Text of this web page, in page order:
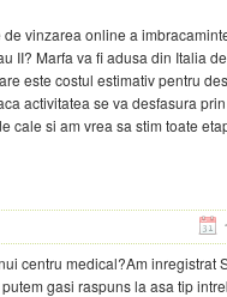
vinzarea online a
II? Marfa va fi adusa din Italia
este costul estimativ pentru
activitatea se va desfasura
cale si am vrea sa stim toate
centru medical?Am inregistrat
gasi raspuns la asa tip